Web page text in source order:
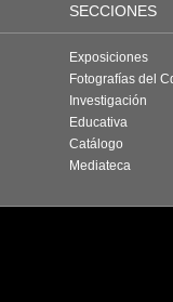
SECCIONES
Exposiciones
Fotografías del
Investigación
Educativa
Catálogo
Mediateca